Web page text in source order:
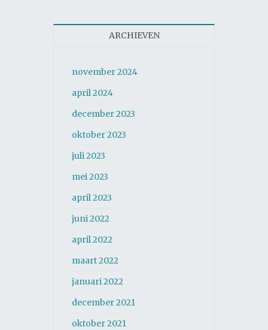
ARCHIEVEN
november 2024
april 2024
december 2023
oktober 2023
juli 2023
mei 2023
april 2023
juni 2022
april 2022
maart 2022
januari 2022
december 2021
oktober 2021